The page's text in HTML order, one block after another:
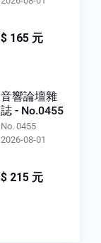
$ 165 元
音響論壇雜
誌 - No.0455
No. 0455
2026-08-01
$ 215 元